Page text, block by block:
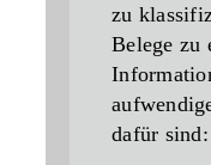
zu
Belege zu
dafür sind: